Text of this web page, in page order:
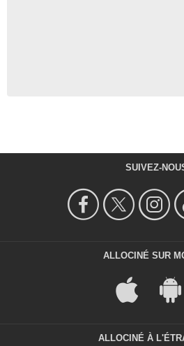
SUIVEZ-
ALLOCINÉ SUR
ALLOCINÉ À